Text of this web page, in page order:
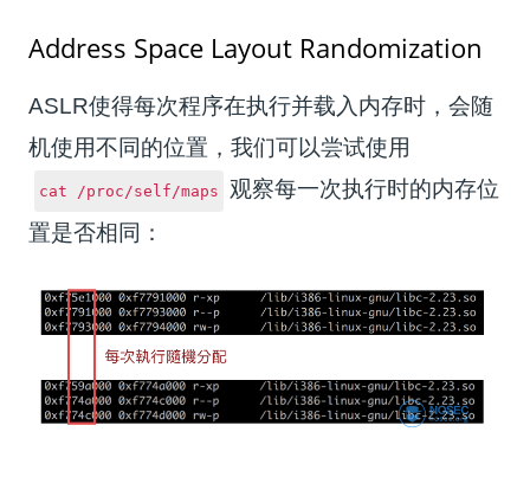
Address Space Layout Randomization
ASLR使得每次程序在执行并载入内存时，会随
机使用不同的位置，我们可以尝试使用
cat /proc/self/maps
观察每一次执行时的内存位
置是否相同：